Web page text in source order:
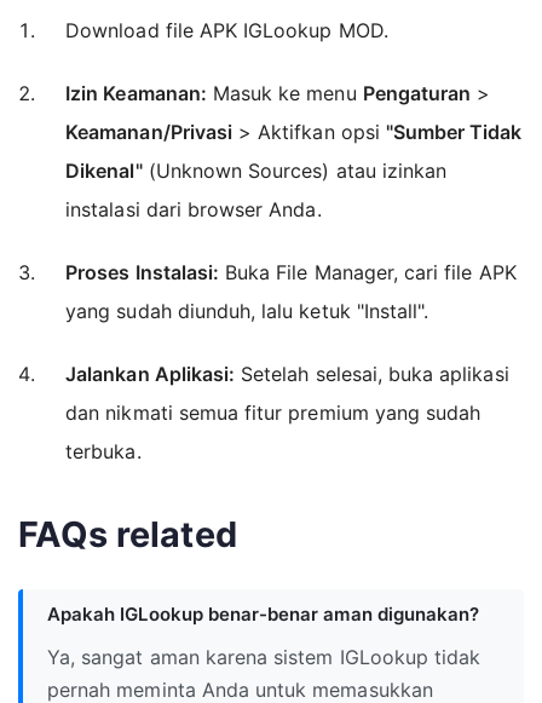
Download file APK IGLookup MOD.
Izin Keamanan: Masuk ke menu Pengaturan >
Keamanan/Privasi > Aktifkan opsi "Sumber Tidak
Dikenal"(Unknown Sources) atau izinkan
instalasi dari browser Anda.
Proses Instalasi: Buka File Manager, cari file APK
yang sudah diunduh, lalu ketuk "Install".
Jalankan Aplikasi: Setelah selesai, buka aplikasi
dan nikmati semua fitur premium yang sudah
terbuka.
FAQs related
Apakah IGLookup benar-benar aman digunakan?
Ya, sangat aman karena sistem IGLookup tidak
pernah meminta Anda untuk memasukkan